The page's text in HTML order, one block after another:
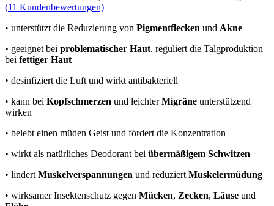
(11 Kundenbewertungen)
• unterstützt die Reduzierung von Pigmentflecken und Akne
• geeignet bei problematischer Haut, reguliert die Talgproduktion
bei fettiger Haut
• desinfiziert die Luft und wirkt antibakteriell
• kann bei Kopfschmerzen und leichterMigräne unterstützend
wirken
• belebt einen müden Geist und fördert die Konzentration
• wirkt als natürliches Deodorant bei übermäßigem Schwitzen
• lindert Muskelverspannungen und reduziert Muskelermüdung
• wirksamer Insektenschutz gegen Mücken, Zecken, Läuse und